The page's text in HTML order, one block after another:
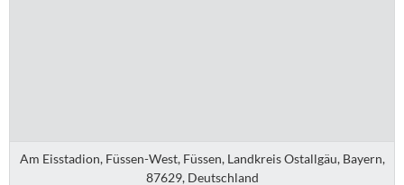
Am Eisstadion, Füssen-West, Füssen, Landkreis Ostallgäu, Bayern,
87629, Deutschland